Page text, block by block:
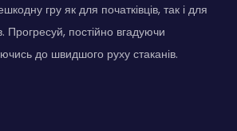
гру як для початківців, так і для
Прогресуй, постійно вгадуючи
до швидшого руху стаканів.